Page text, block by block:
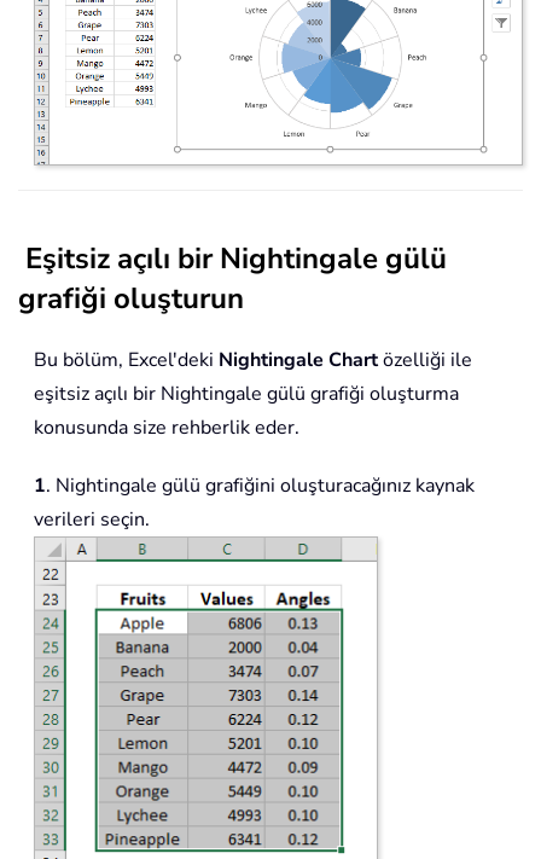
Eşitsiz açılı bir Nightingale gülü
grafiği oluşturun
Bu bölüm, Excel'deki Nightingale Chartözelliği ile
eşitsiz açılı bir Nightingale gülü grafiği oluşturma
konusunda size rehberlik eder.
1. Nightingale gülü grafiğini oluşturacağınız kaynak
verileri seçin.